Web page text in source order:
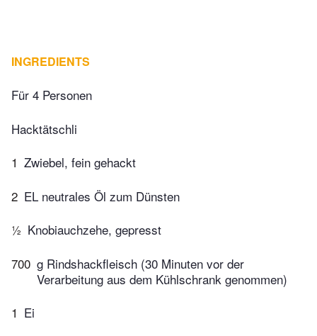
INGREDIENTS
Für 4 Personen
Hacktätschli
1 Zwiebel, fein gehackt
2 EL neutrales Öl zum Dünsten
½ Knobiauchzehe, gepresst
700 g Rindshackfleisch (30 Minuten vor der
Verarbeitung aus dem Kühlschrank genommen)
1 Ei